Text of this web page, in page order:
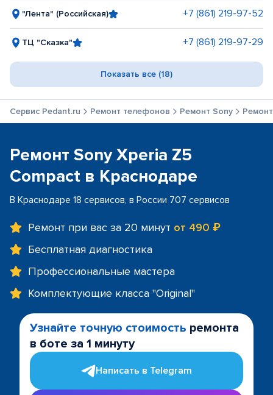
"Лента" (Российская) +7 (861) 219-97-52
ТЦ "Сказка" +7 (861) 219-97-29
Показать все (18)
Сервис Pedant.ru Ремонт телефонов Ремонт Sony
Ремонт Sony Xperia Z5
Compact в Краснодаре
В Краснодаре 18 сервисов, в России 707 сервисов
Ремонт при вас за 20 минут от 490 ₽
Бесплатная диагностика
Профессиональные мастера
Комплектующие класса "Original"
Узнайте точную стоимость ремонта
в боте за 1 минуту
Написать в Telegram